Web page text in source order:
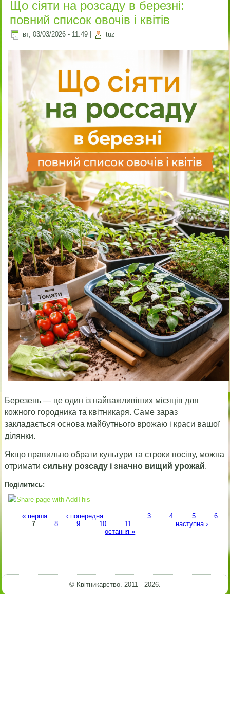
Що сіяти на розсаду в березні:
повний список овочів і квітів
вт, 03/03/2026 - 11:49 tuz
Березень — це один із найважливіших місяців для
кожного городника та квітникаря. Саме зараз
закладається основа майбутнього врожаю і краси вашої
ділянки.
Якщо правильно обрати культури та строки посіву, можна
отриматисильну розсаду і значно вищий урожай.
Поділитись:
Сторінки
« перша ‹ попередня 3 4 5
6
7
8 9 10 11
наступна ›
остання »
© Квітникарство. 2011 - 2026.